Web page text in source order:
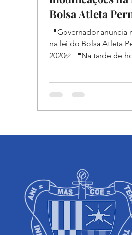
Bolsa Atleta
2020
📍Governador anuncia
na lei do Bolsa Atleta
2020✅ 📍Na tarde de hoje (7), o